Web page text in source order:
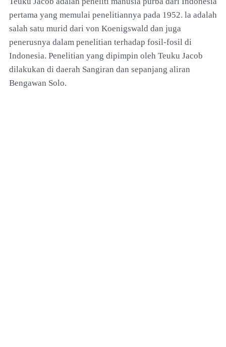
pertama yang memulai penelitiannya pada 1952. la adalah
salah satu murid dari von Koenigswald dan juga
penerusnya dalam penelitian terhadap fosil-fosil di
Indonesia. Penelitian yang dipimpin oleh Teuku Jacob
dilakukan di daerah Sangiran dan sepanjang aliran
Bengawan Solo.